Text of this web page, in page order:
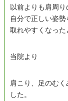
以前よりも肩周り
自分で正しい姿
取れやすくなった
当院より
肩こり、足のむ
した。